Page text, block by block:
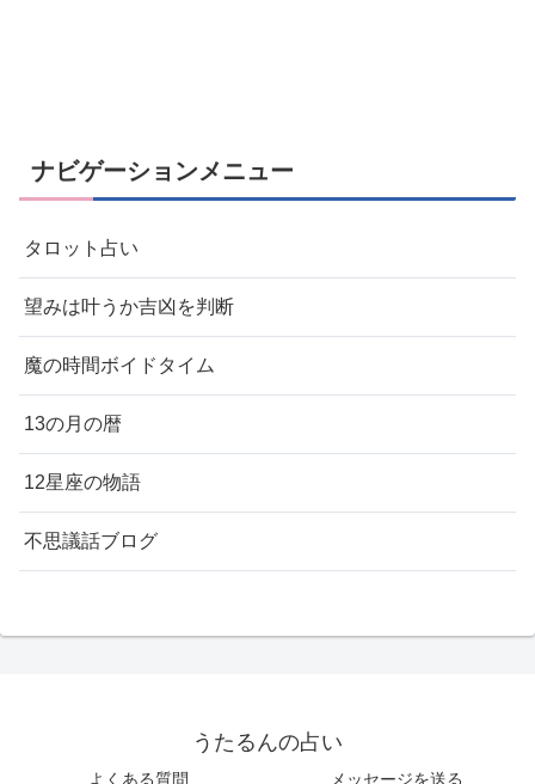
ナビゲーションメニュー
タロット占い
望みは叶うか吉凶を判断
魔の時間ボイドタイム
13の月の暦
12星座の物語
不思議話ブログ
うたるんの占い
よくある質問 メッセージを送る